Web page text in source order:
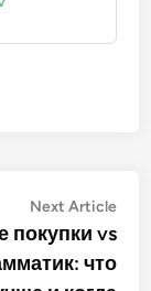
Next Article
покупки vs
что